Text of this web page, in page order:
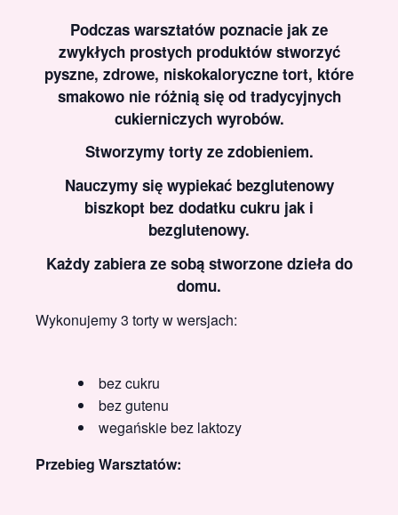
Podczas warsztatów poznacie jak ze
zwykłych prostych produktów stworzyć
pyszne, zdrowe, niskokaloryczne tort, które
smakowo nie różnią się od tradycyjnych
cukierniczych wyrobów.
Stworzymy torty ze zdobieniem.
Nauczymy się wypiekać bezglutenowy
biszkopt bez dodatku cukru jak i
bezglutenowy.
Każdy zabiera ze sobą stworzone dzieła do
domu.
Wykonujemy 3 torty w wersjach:
bez cukru
bez gutenu
wegańskie bez laktozy
Przebieg Warsztatów: